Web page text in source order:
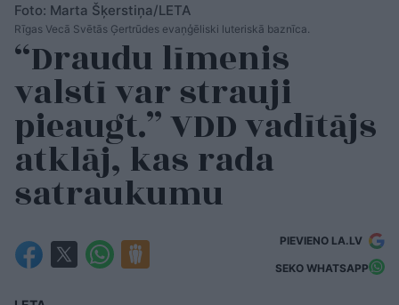
Foto: Marta Šķerstiņa/LETA
Rīgas Vecā Svētās Ģertrūdes evaņģēliski luteriskā baznīca.
“Draudu līmenis
valstī var strauji
pieaugt.” VDD vadītājs
atklāj, kas rada
satraukumu
PIEVIENO LA.LV
SEKO WHATSAPP